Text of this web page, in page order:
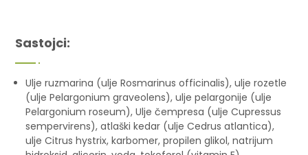
Sastojci:
Ulje ruzmarina (ulje Rosmarinus officinalis), ulje rozetle
(ulje Pelargonium graveolens), ulje pelargonije (ulje
Pelargonium roseum), Ulje čempresa (ulje Cupressus
sempervirens), atlaški kedar (ulje Cedrus atlantica),
ulje Citrus hystrix, karbomer, propilen glikol, natrijum